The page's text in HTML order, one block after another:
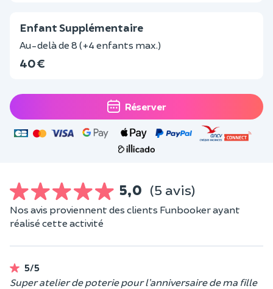
Enfant Supplémentaire
Au-delà de 8 (+4 enfants max.)
40 €
Réserver
5,0 (5 avis)
Nos avis proviennent des clients Funbooker ayant
réalisé cette activité
5/5
Super atelier de poterie pour l’anniversaire de ma fille